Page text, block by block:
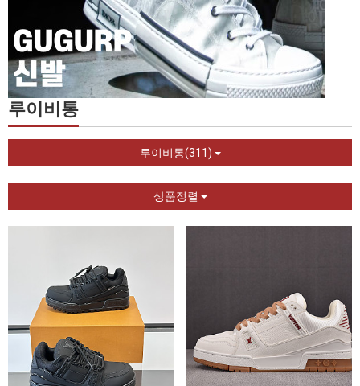
루이비통
루이비통(311)
상품정렬